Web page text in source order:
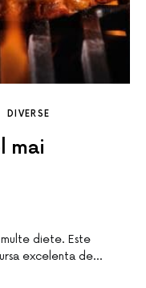
DIVERSE
mai
diete. Este
excelenta de…